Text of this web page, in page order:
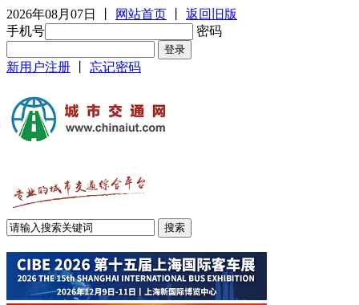
2026年08月07日 网站首页
返回旧版
手机号
密码
新用户注册 忘记密码